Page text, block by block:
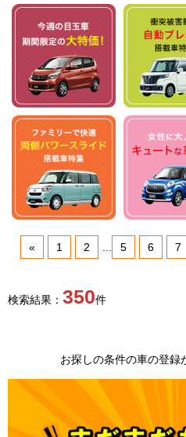
« 1 2 5 6 7
検索結果： 350件
お探しの条件の車の登録